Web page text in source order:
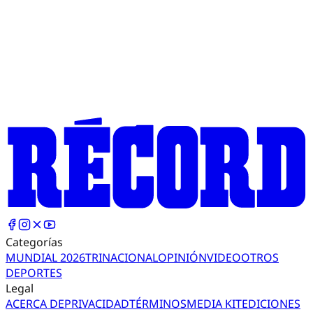
Categorías
MUNDIAL 2026TRINACIONALOPINIÓNVIDEOOTROS
DEPORTES
Legal
ACERCA DEPRIVACIDADTÉRMINOSMEDIA KITEDICIONES